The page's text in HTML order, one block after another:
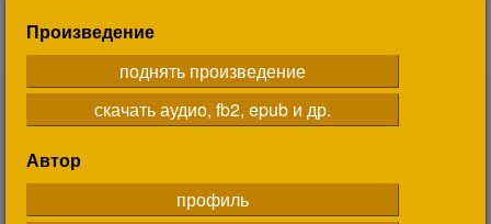
Произведение
поднять произведение
скачать аудио, fb2, epub и др.
Автор
профиль